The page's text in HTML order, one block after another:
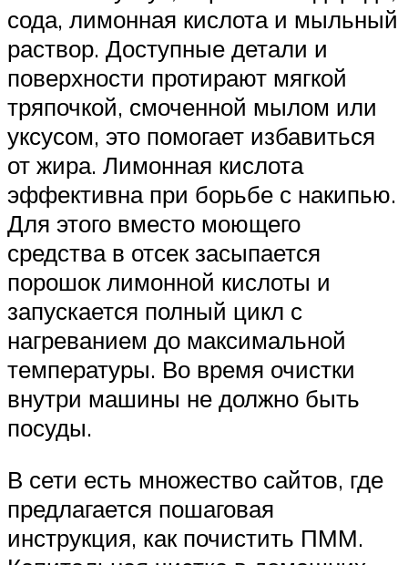
сода, лимонная кислота и мыльный
раствор. Доступные детали и
поверхности протирают мягкой
тряпочкой, смоченной мылом или
уксусом, это помогает избавиться
от жира. Лимонная кислота
эффективна при борьбе с накипью.
Для этого вместо моющего
средства в отсек засыпается
порошок лимонной кислоты и
запускается полный цикл с
нагреванием до максимальной
температуры. Во время очистки
внутри машины не должно быть
посуды.
В сети есть множество сайтов, где
предлагается пошаговая
инструкция, как почистить ПММ.